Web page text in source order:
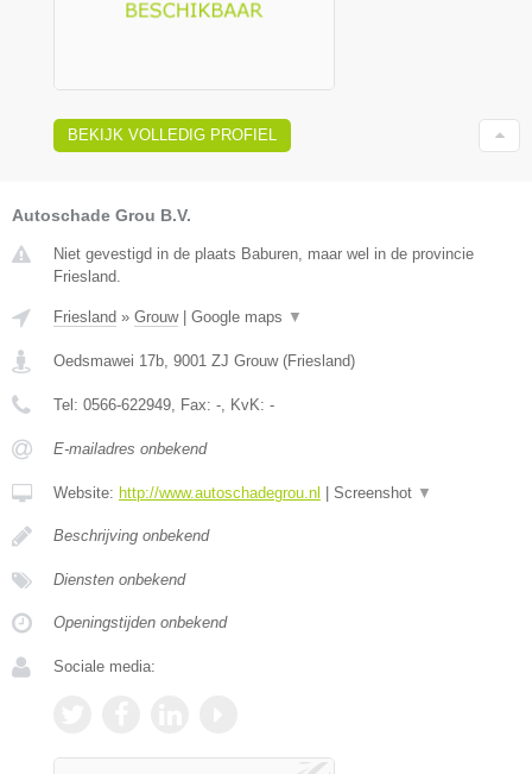
BEKIJK VOLLEDIG PROFIEL
Autoschade Grou B.V.
Niet gevestigd in de plaats Baburen, maar wel in de provincie
Friesland.
Friesland » Grouw| Google maps ▼
Oedsmawei 17b 9001 ZJ Grouw(Friesland)
Tel: 0566-622949 , Fax: - , KvK: -
E-mailadres onbekend
Website: http://www.autoschadegrou.nl | Screenshot ▼
Beschrijving onbekend
Diensten onbekend
Openingstijden onbekend
Sociale media: